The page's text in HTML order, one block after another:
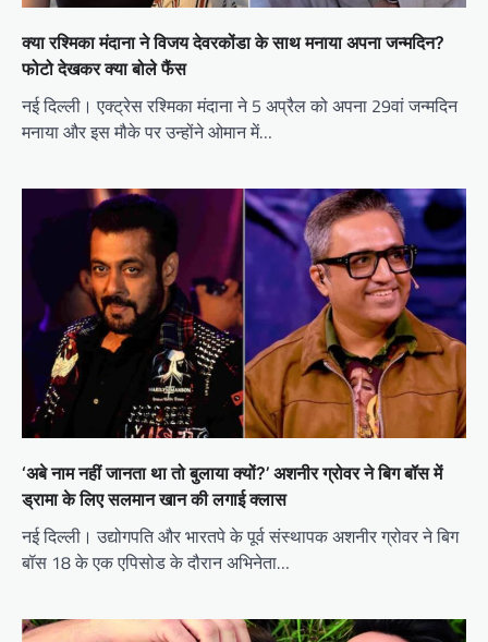
क्या रश्मिका मंदाना ने विजय देवरकोंडा के साथ मनाया अपना जन्मदिन?
फोटो देखकर क्या बोले फैंस
नई दिल्ली। एक्ट्रेस रश्मिका मंदाना ने 5 अप्रैल को अपना 29वां जन्मदिन
मनाया और इस मौके पर उन्होंने ओमान में…
‘अबे नाम नहीं जानता था तो बुलाया क्यों?’ अशनीर ग्रोवर ने बिग बॉस में
ड्रामा के लिए सलमान खान की लगाई क्लास
नई दिल्ली। उद्योगपति और भारतपे के पूर्व संस्थापक अशनीर ग्रोवर ने बिग
बॉस 18 के एक एपिसोड के दौरान अभिनेता…